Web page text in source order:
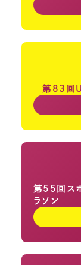
第83回
第55回ス
ラソン